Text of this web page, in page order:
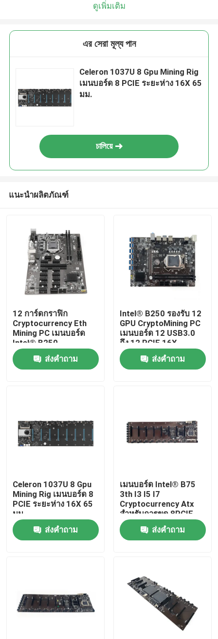
ทัวร์โรงงาน
ควบคุมคุณภาพ
ติดต่อเรา
ขออ้าง
PC แผงอุตสาหกรรม
ดูเพิ่มเติม
এর সেরা মূল্য পান
Celeron 1037U 8 Gpu Mining Rig
เมนบอร์ด 8 PCIE ระยะห่าง 16X 65
มม.
চালিয়ে
แนะนำผลิตภัณฑ์
12 การ์ดกราฟิก
Cryptocurrency Eth
Mining PC เมนบอร์ด
Intel® B250
ส่งคำถาม
Intel® B250 รองรับ 12
GPU CryptoMining PC
เมนบอร์ด 12 USB3.0
ถึง 12 PCIE 16X
ส่งคำถาม
Celeron 1037U 8 Gpu
Mining Rig เมนบอร์ด 8
PCIE ระยะห่าง 16X 65
มม.
ส่งคำถาม
เมนบอร์ด Intel® B75
3th I3 I5 I7
Cryptocurrency Atx
สำหรับการขุด 8PCIE
16X พร้อมช่องเว้นระยะ
ห่าง 65 มม.ส่งคำถาม